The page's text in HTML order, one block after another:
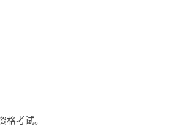
格考试。